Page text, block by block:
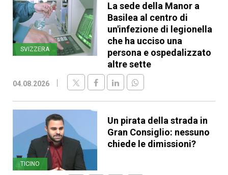
SVIZZERA
La sede della Manor a
Basilea al centro di
un'infezione di legionella
che ha ucciso una
persona e ospedalizzato
altre sette
04.08.2026
TICINO
Un pirata della strada in
Gran Consiglio: nessuno
chiede le dimissioni?